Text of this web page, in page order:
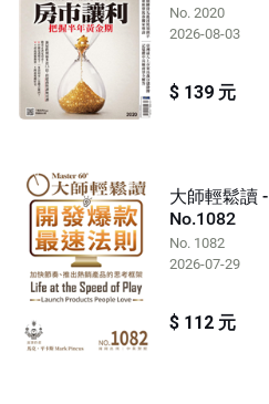
No. 2020
2026-08-03
$ 139 元
大師輕鬆讀 -
No.1082
No. 1082
2026-07-29
$ 112 元